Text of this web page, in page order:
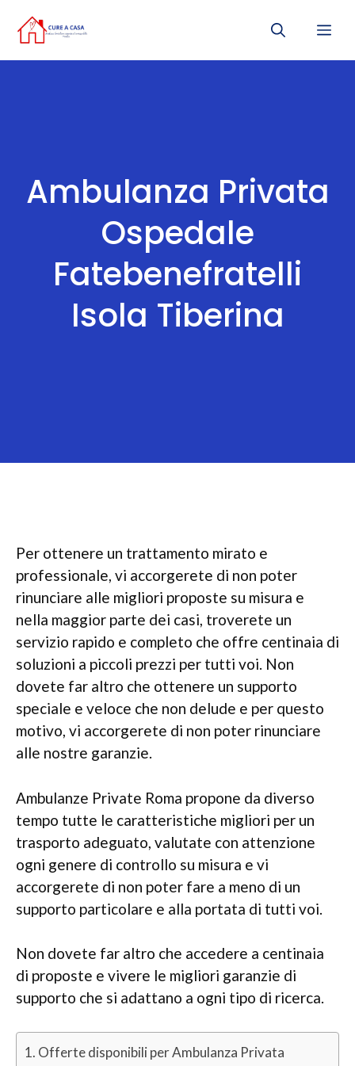
Ambulanza Privata
Ospedale
Fatebenefratelli
Isola Tiberina
Per ottenere un trattamento mirato e
professionale, vi accorgerete di non poter
rinunciare alle migliori proposte su misura e
nella maggior parte dei casi, troverete un
servizio rapido e completo che offre centinaia di
soluzioni a piccoli prezzi per tutti voi. Non
dovete far altro che ottenere un supporto
speciale e veloce che non delude e per questo
motivo, vi accorgerete di non poter rinunciare
alle nostre garanzie.
Ambulanze Private Roma propone da diverso
tempo tutte le caratteristiche migliori per un
trasporto adeguato, valutate con attenzione
ogni genere di controllo su misura e vi
accorgerete di non poter fare a meno di un
supporto particolare e alla portata di tutti voi.
Non dovete far altro che accedere a centinaia
di proposte e vivere le migliori garanzie di
supporto che si adattano a ogni tipo di ricerca.
Offerte disponibili per Ambulanza Privata